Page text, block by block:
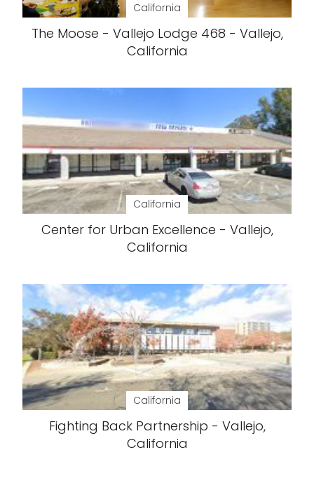
California
The Moose - Vallejo Lodge 468 - Vallejo,
California
California
Center for Urban Excellence - Vallejo,
California
California
Fighting Back Partnership - Vallejo,
California